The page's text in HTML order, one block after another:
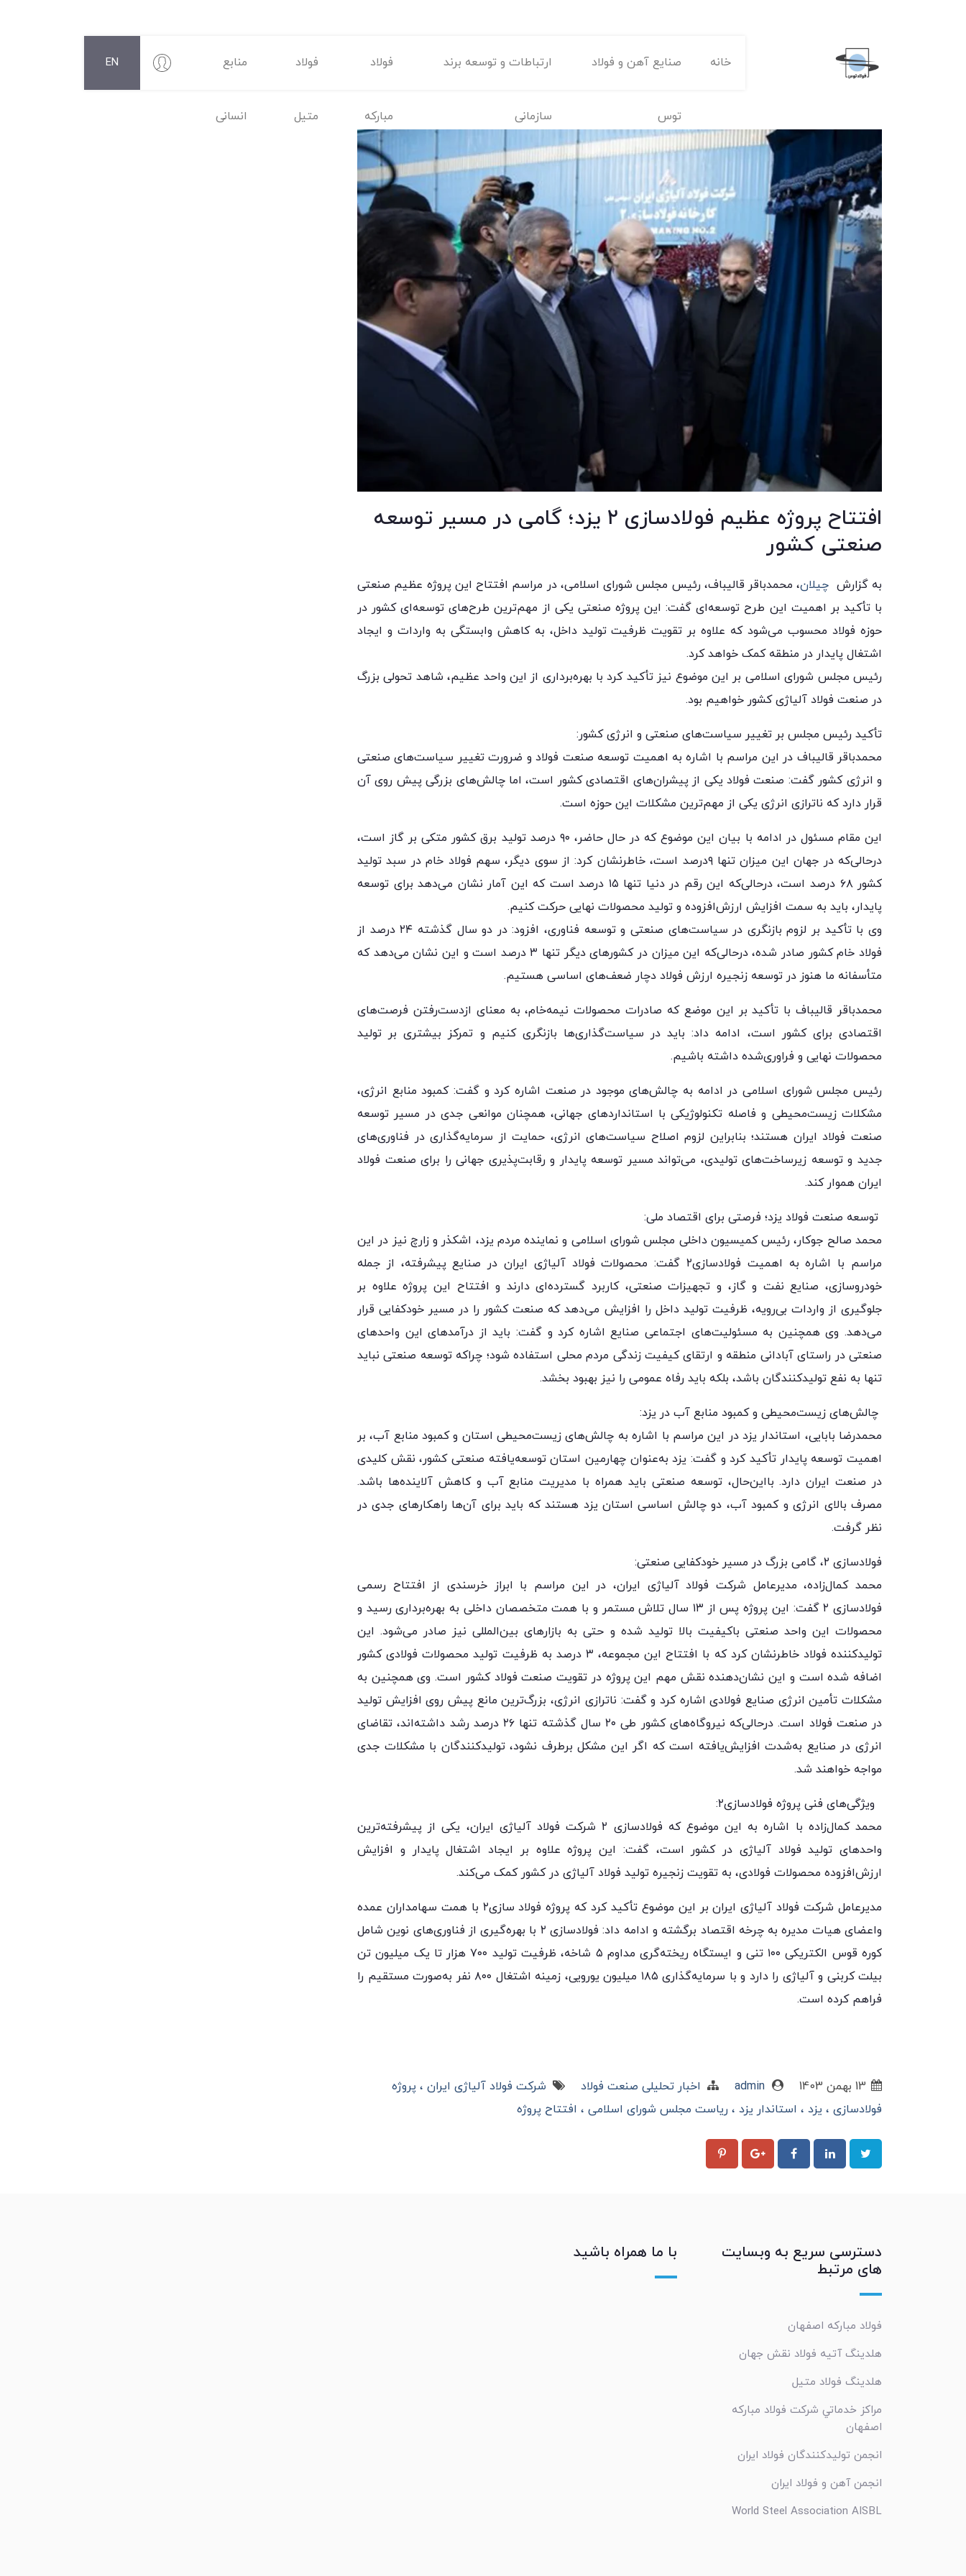
خانه صنایع آهن و فولاد
توس
ارتباطات و توسعه برند
سازمانی
فولاد
مبارکه
فولاد
متیل
منابع
انسانی
EN
افتتاح پروژه عظیم فولادسازی ۲ یزد؛ گامی در مسیر توسعه
صنعتی کشور
به گزارش چیلان، محمدباقر قالیباف، رئیس مجلس شورای اسلامی، در مراسم افتتاح این پروژه عظیم صنعتی
با تأکید بر اهمیت این طرح توسعه‌ای گفت: این پروژه صنعتی یکی از مهم‌ترین طرح‌های توسعه‌ای کشور در
حوزه فولاد محسوب می‌شود که علاوه بر تقویت ظرفیت تولید داخل، به کاهش وابستگی به واردات و ایجاد
اشتغال پایدار در منطقه کمک خواهد کرد.
رئیس مجلس شورای اسلامی بر این موضوع نیز تأکید کرد با بهره‌برداری از این واحد عظیم، شاهد تحولی بزرگ
در صنعت فولاد آلیاژی کشور خواهیم بود.
تأکید رئیس مجلس بر تغییر سیاست‌های صنعتی و انرژی کشور:
محمدباقر قالیباف در این مراسم با اشاره به اهمیت توسعه صنعت فولاد و ضرورت تغییر سیاست‌های صنعتی
و انرژی کشور گفت: صنعت فولاد یکی از پیشران‌های اقتصادی کشور است، اما چالش‌های بزرگی پیش روی آن
قرار دارد که ناترازی انرژی یکی از مهم‌ترین مشکلات این حوزه است.
این مقام مسئول در ادامه با بیان این موضوع که در حال حاضر، ۹۰ درصد تولید برق کشور متکی بر گاز است،
درحالی‌که در جهان این میزان تنها ۹درصد است، خاطرنشان کرد: از سوی دیگر، سهم فولاد خام در سبد تولید
کشور ۶۸ درصد است، درحالی‌که این رقم در دنیا تنها ۱۵ درصد است که این آمار نشان می‌دهد برای توسعه
پایدار، باید به سمت افزایش ارزش‌افزوده و تولید محصولات نهایی حرکت کنیم.
وی با تأکید بر لزوم بازنگری در سیاست‌های صنعتی و توسعه فناوری، افزود: در دو سال گذشته ۲۴ درصد از
فولاد خام کشور صادر شده، درحالی‌که این میزان در کشورهای دیگر تنها ۳ درصد است و این نشان می‌دهد که
متأسفانه ما هنوز در توسعه زنجیره ارزش فولاد دچار ضعف‌های اساسی هستیم.
محمدباقر قالیباف با تأکید بر این موضع که صادرات محصولات نیمه‌خام، به معنای ازدست‌رفتن فرصت‌های
اقتصادی برای کشور است، ادامه داد: باید در سیاست‌گذاری‌ها بازنگری کنیم و تمرکز بیشتری بر تولید
محصولات نهایی و فراوری‌شده داشته باشیم.
رئیس مجلس شورای اسلامی در ادامه به چالش‌های موجود در صنعت اشاره کرد و گفت: کمبود منابع انرژی،
مشکلات زیست‌محیطی و فاصله تکنولوژیکی با استانداردهای جهانی، همچنان موانعی جدی در مسیر توسعه
صنعت فولاد ایران هستند؛ بنابراین لزوم اصلاح سیاست‌های انرژی، حمایت از سرمایه‌گذاری در فناوری‌های
جدید و توسعه زیرساخت‌های تولیدی، می‌تواند مسیر توسعه پایدار و رقابت‌پذیری جهانی را برای صنعت فولاد
ایران هموار کند.
توسعه صنعت فولاد یزد؛ فرصتی برای اقتصاد ملی:
محمد صالح جوکار، رئیس کمیسیون داخلی مجلس شورای اسلامی و نماینده مردم یزد، اشکذر و زارچ نیز در این
مراسم با اشاره به اهمیت فولادسازی۲ گفت: محصولات فولاد آلیاژی ایران در صنایع پیشرفته، از جمله
خودروسازی، صنایع نفت و گاز، و تجهیزات صنعتی، کاربرد گسترده‌ای دارند و افتتاح این پروژه علاوه بر
جلوگیری از واردات بی‌رویه، ظرفیت تولید داخل را افزایش می‌دهد که صنعت کشور را در مسیر خودکفایی قرار
می‌دهد. وی همچنین به مسئولیت‌های اجتماعی صنایع اشاره کرد و گفت: باید از درآمدهای این واحدهای
صنعتی در راستای آبادانی منطقه و ارتقای کیفیت زندگی مردم محلی استفاده شود؛ چراکه توسعه صنعتی نباید
تنها به نفع تولیدکنندگان باشد، بلکه باید رفاه عمومی را نیز بهبود بخشد.
چالش‌های زیست‌محیطی و کمبود منابع آب در یزد:
محمدرضا بابایی، استاندار یزد در این مراسم با اشاره به چالش‌های زیست‌محیطی استان و کمبود منابع آب، بر
اهمیت توسعه پایدار تأکید کرد و گفت: یزد به‌عنوان چهارمین استان توسعه‌یافته صنعتی کشور، نقش کلیدی
در صنعت ایران دارد. بااین‌حال، توسعه صنعتی باید همراه با مدیریت منابع آب و کاهش آلاینده‌ها باشد.
مصرف بالای انرژی و کمبود آب، دو چالش اساسی استان یزد هستند که باید برای آن‌ها راهکارهای جدی در
نظر گرفت.
فولادسازی ۲، گامی بزرگ در مسیر خودکفایی صنعتی:
محمد کمال‌زاده، مدیرعامل شرکت فولاد آلیاژی ایران، در این مراسم با ابراز خرسندی از افتتاح رسمی
فولادسازی ۲ گفت: این پروژه پس از ۱۳ سال تلاش مستمر و با همت متخصصان داخلی به بهره‌برداری رسید و
محصولات این واحد صنعتی باکیفیت بالا تولید شده و حتی به بازارهای بین‌المللی نیز صادر می‌شود. این
تولیدکننده فولاد خاطرنشان کرد که با افتتاح این مجموعه، ۳ درصد به ظرفیت تولید محصولات فولادی کشور
اضافه شده است و این نشان‌دهنده نقش مهم این پروژه در تقویت صنعت فولاد کشور است. وی همچنین به
مشکلات تأمین انرژی صنایع فولادی اشاره کرد و گفت: ناترازی انرژی، بزرگ‌ترین مانع پیش روی افزایش تولید
در صنعت فولاد است. درحالی‌که نیروگاه‌های کشور طی ۲۰ سال گذشته تنها ۲۶ درصد رشد داشته‌اند، تقاضای
انرژی در صنایع به‌شدت افزایش‌یافته است که اگر این مشکل برطرف نشود، تولیدکنندگان با مشکلات جدی
مواجه خواهند شد.
ویژگی‌های فنی پروژه فولادسازی۲:
محمد کمال‌زاده با اشاره به این موضوع که فولادسازی ۲ شرکت فولاد آلیاژی ایران، یکی از پیشرفته‌ترین
واحدهای تولید فولاد آلیاژی در کشور است، گفت: این پروژه علاوه بر ایجاد اشتغال پایدار و افزایش
ارزش‌افزوده محصولات فولادی، به تقویت زنجیره تولید فولاد آلیاژی در کشور کمک می‌کند.
مدیرعامل شرکت فولاد آلیاژی ایران بر این موضوع تأکید کرد که پروژه فولاد سازی۲ با همت سهامداران عمده
واعضای هیات مدیره به چرخه اقتصاد برگشته و ادامه داد: فولادسازی ۲ با بهره‌گیری از فناوری‌های نوین شامل
کوره قوس الکتریکی ۱۰۰ تنی و ایستگاه ریخته‌گری مداوم ۵ شاخه، ظرفیت تولید ۷۰۰ هزار تا یک میلیون تن
بیلت کربنی و آلیاژی را دارد و با سرمایه‌گذاری ۱۸۵ میلیون یورویی، زمینه اشتغال ۸۰۰ نفر به‌صورت مستقیم را
فراهم کرده است.
admin اخبار تحلیلی صنعت فولاد شرکت فولاد آلیاژی ایران
پروژه
فولادسازی
یزد استاندار یزد ریاست مجلس شورای اسلامی افتتاح پروژه
دسترسی سریع به وبسایت
های مرتبط
فولاد مبارکه اصفهان
هلدینگ آتیه فولاد نقش جهان
هلدینگ فولاد متیل
مراکز خدماتي شرکت فولاد مبارکه
اصفهان
انجمن تولیدکنندگان فولاد ایران
انجمن آهن و فولاد ایران
World Steel Association AISBL
با ما همراه باشید